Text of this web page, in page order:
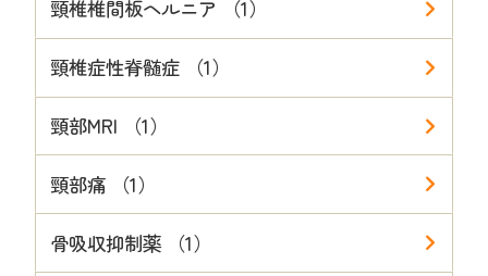
頸椎椎間板ヘルニア （1）
頸椎症性脊髄症 （1）
頸部MRI （1）
頸部痛 （1）
骨吸収抑制薬 （1）